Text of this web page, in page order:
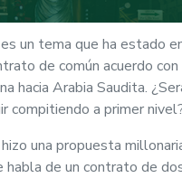
es un tema que ha estado
de común acuerdo
hacia Arabia Saudita.
compitiendo a primer
una propuesta
de un contrato de